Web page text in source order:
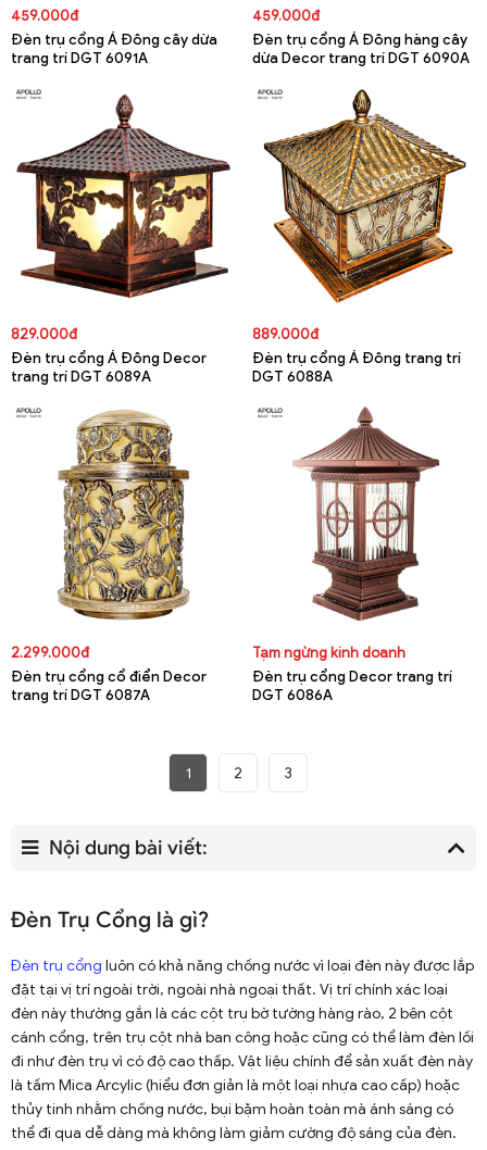
459.000đ
Đèn trụ cổng Á Đông cây dừa
trang trí DGT 6091A
459.000đ
Đèn trụ cổng Á Đông hàng cây
dừa Decor trang trí DGT 6090A
829.000đ
Đèn trụ cổng Á Đông Decor
trang trí DGT 6089A
889.000đ
Đèn trụ cổng Á Đông trang trí
DGT 6088A
2.299.000đ
Đèn trụ cổng cổ điển Decor
trang trí DGT 6087A
Tạm ngừng kinh doanh
Đèn trụ cổng Decor trang trí
DGT 6086A
1 2 3
Nội dung bài viết:
Đèn Trụ Cổng là gì?
Đèn trụ cổng luôn có khả năng chống nước vì loại đèn này được lắp
đặt tại vị trí ngoài trời, ngoài nhà ngoại thất. Vị trí chính xác loại
đèn này thường gắn là các cột trụ bờ tường hàng rào, 2 bên cột
cánh cổng, trên trụ cột nhà ban công hoặc cũng có thể làm đèn lối
đi như đèn trụ vì có độ cao thấp. Vật liệu chính để sản xuất đèn này
là tấm Mica Arcylic (hiểu đơn giản là một loại nhựa cao cấp) hoặc
thủy tinh nhằm chống nước, bụi bặm hoàn toàn mà ánh sáng có
thể đi qua dễ dàng mà không làm giảm cường độ sáng của đèn.